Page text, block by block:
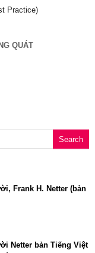
Practice)
QUÁT
Frank H. Netter (bản
Netter bản Tiếng Việt